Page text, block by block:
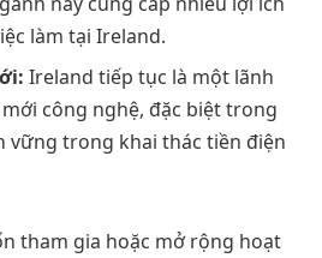
làm tại Ireland.
Ireland tiếp tục là một lãnh
công nghệ, đặc biệt trong
vững trong khai thác tiền điện
tham gia hoặc mở rộng hoạt